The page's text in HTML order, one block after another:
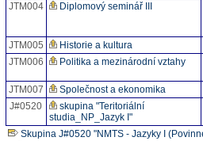
JTM004 Diplomový seminář III
JTM005
Historie a kultura
JTM006
Politika a mezinárodní vztahy
JTM007
Společnost a ekonomika
J#0520
skupina "Teritoriální
studia_NP_Jazyk I"
Skupina J#0520 "NMTS - Jazyky I